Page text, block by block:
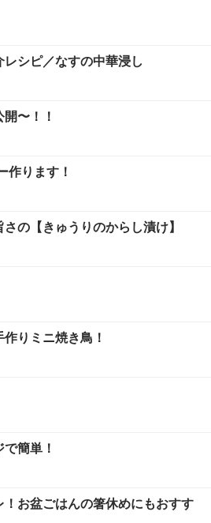
シピ／なすの中華浸し
〜！！
作ります！
の【きゅうりのからし漬け】
りミニ焼き鳥！
簡単！
お盆ごはんの箸休めにもおすす